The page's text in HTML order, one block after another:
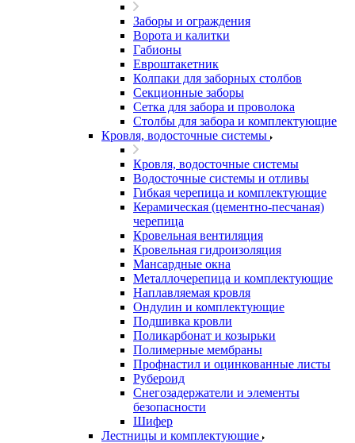
Заборы и ограждения
Ворота и калитки
Габионы
Евроштакетник
Колпаки для заборных столбов
Секционные заборы
Сетка для забора и проволока
Столбы для забора и комплектующие
Кровля, водосточные системы
Кровля, водосточные системы
Водосточные системы и отливы
Гибкая черепица и комплектующие
Керамическая (цементно-песчаная)
черепица
Кровельная вентиляция
Кровельная гидроизоляция
Мансардные окна
Металлочерепица и комплектующие
Наплавляемая кровля
Ондулин и комплектующие
Подшивка кровли
Поликарбонат и козырьки
Полимерные мембраны
Профнастил и оцинкованные листы
Рубероид
Снегозадержатели и элементы
безопасности
Шифер
Лестницы и комплектующие